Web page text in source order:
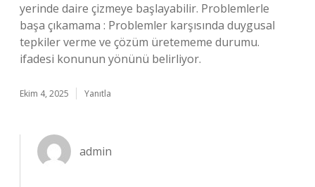
yerinde daire çizmeye başlayabilir. Problemlerle
başa çıkamama : Problemler karşısında duygusal
tepkiler verme ve çözüm üretememe durumu.
ifadesi konunun yönünü belirliyor.
Ekim 4, 2025 Yanıtla
admin